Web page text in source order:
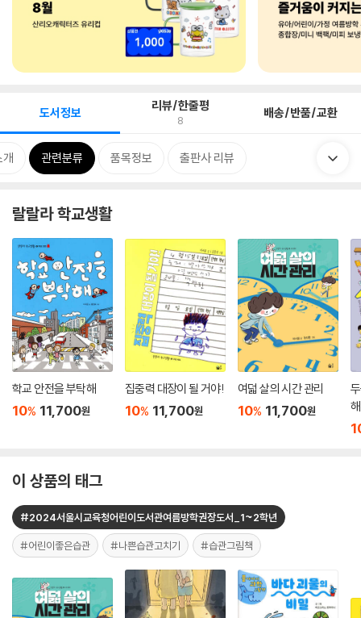
도서정보 리뷰/한줄평
8 배송/반품/교환
개 관련분류 품목정보 출판사 리뷰
랄랄라 학교생활
학교 안전을 부탁해
10% 11,700원
집중력 대장이 될 거야!
10% 11,700원
여덟 살의 시간 관리
10% 11,700원
해
이 상품의 태그
#2024서울시교육청어린이도서관여름방학권장도서_1~2학년
#어린이좋은습관 #나쁜습관고치기 #습관그림책